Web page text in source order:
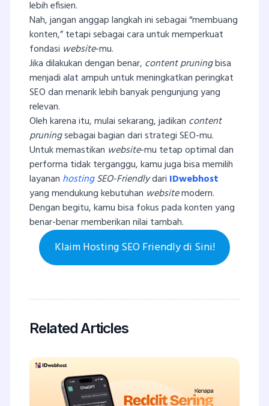
lebih efisien.
Nah, jangan anggap langkah ini sebagai “membuang
konten,” tetapi sebagai cara untuk memperkuat
fondasi website-mu.
Jika dilakukan dengan benar, content pruningbisa
menjadi alat ampuh untuk meningkatkan peringkat
SEO dan menarik lebih banyak pengunjung yang
relevan.
Oleh karena itu, mulai sekarang, jadikan content
pruningsebagai bagian dari strategi SEO-mu.
Untuk memastikan website-mu tetap optimal dan
performa tidak terganggu, kamu juga bisa memilih
layanan hostingSEO-Friendlydari IDwebhost
yang mendukung kebutuhan websitemodern.
Dengan begitu, kamu bisa fokus pada konten yang
benar-benar memberikan nilai tambah.
Klaim Hosting SEO Friendly di Sini!
Related Articles